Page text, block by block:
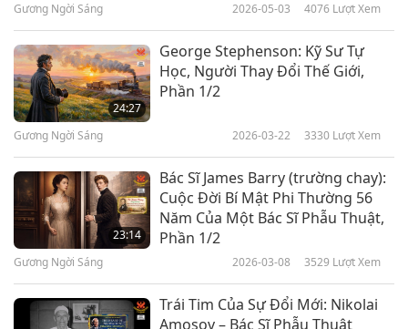
Gương Ngời Sáng 2026-05-03 4076 Lượt Xem
24:27
George Stephenson: Kỹ Sư Tự
Học, Người Thay Đổi Thế Giới,
Phần 1/2
Gương Ngời Sáng 2026-03-22 3330 Lượt Xem
23:14
Bác Sĩ James Barry (trường chay):
Cuộc Đời Bí Mật Phi Thường 56
Năm Của Một Bác Sĩ Phẫu Thuật,
Phần 1/2
Gương Ngời Sáng 2026-03-08 3529 Lượt Xem
Trái Tim Của Sự Đổi Mới: Nikolai
Amosov – Bác Sĩ Phẫu Thuật